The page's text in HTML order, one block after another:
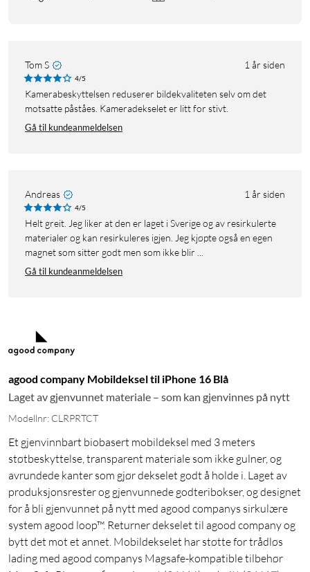
Tom S 1 år siden
4/5
Kamerabeskyttelsen reduserer bildekvaliteten selv om det
motsatte påståes. Kameradekselet er litt for stivt.
Gå til kundeanmeldelsen
Andreas 1 år siden
4/5
Helt greit. Jeg liker at den er laget i Sverige og av resirkulerte
materialer og kan resirkuleres igjen. Jeg kjøpte også en egen
magnet som sitter godt men som ikke blir ...
Gå til kundeanmeldelsen
agood company Mobildeksel til iPhone 16 Blå
Laget av gjenvunnet materiale – som kan gjenvinnes på nytt
Modellnr: CLRPRTCT
Et gjenvinnbart biobasert mobildeksel med 3 meters
støtbeskyttelse, transparent materiale som ikke gulner, og
avrundede kanter som gjør dekselet godt å holde i. Laget av
produksjonsrester og gjenvunnede godteribokser, og designet
for å bli gjenvunnet på nytt med agood companys sirkulære
system agood loop™. Returner dekselet til agood company og
bytt det mot et annet. Mobildekselet har støtte for trådløs
lading med agood companys Magsafe-kompatible tilbehør